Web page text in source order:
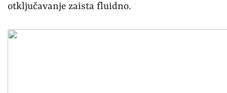
otključavanje zaista fluidno.